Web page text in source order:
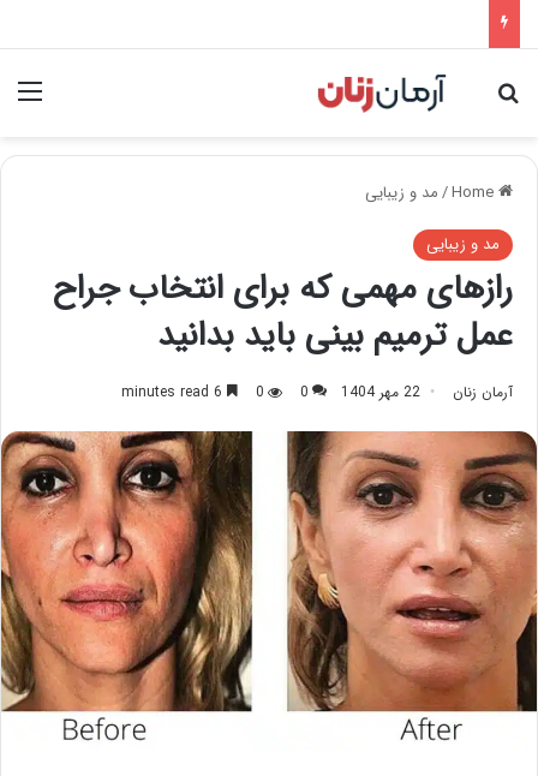
Search for
/مد و زیبایی
مد و زیبایی
رازهای مهمی که برای انتخاب جراح
عمل ترمیم بینی باید بدانید
آرمان زنان 22 مهر 1404 0
0